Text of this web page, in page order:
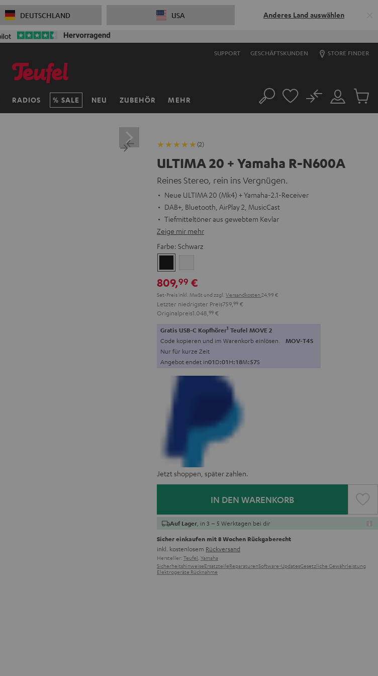
DEUTSCHLAND USA Anderes Land auswählen
SUPPORT GESCHÄFTSKUNDEN STORE FINDER
RADIOS SALE NEU ZUBEHÖR MEHR Suche
Mein
Konto
No
Artikel
(2)
ULTIMA 20 + Yamaha R-N600A
Reines Stereo, rein ins Vergnügen.
Neue ULTIMA 20 (Mk4) + Yamaha-2.1-Receiver
DAB+, Bluetooth, AirPlay 2, MusicCast
Tiefmitteltöner aus gewebtem Kevlar
Zeige mir mehr
Farbe: Schwarz
809,99 €
Set-Preis inkl. MwSt und zzgl. Versandkosten 24,99 €
Letzter niedrigster Preis759, 99 €
Originalpreis1.048, 99 €
Gratis USB-C Kopfhörer1 Teufel MOVE 2
Code kopieren und im Warenkorb einlösen. MOV-T4S
Nur für kurze Zeit
Angebot endet in01D:01H:18M:56S
Jetzt shoppen, später zahlen.
IN DEN WARENKORB
Auf Lager , in 3 – 5 Werktagen bei dir
Sicher einkaufen mit 8 Wochen Rückgaberecht
inkl. kostenlosem Rückversand
Hersteller: Teufel, Yamaha
SicherheitshinweiseErsatzteileReparaturenSoftware-UpdatesGesetzliche Gewährleistung
Elektrogeräte Rücknahme